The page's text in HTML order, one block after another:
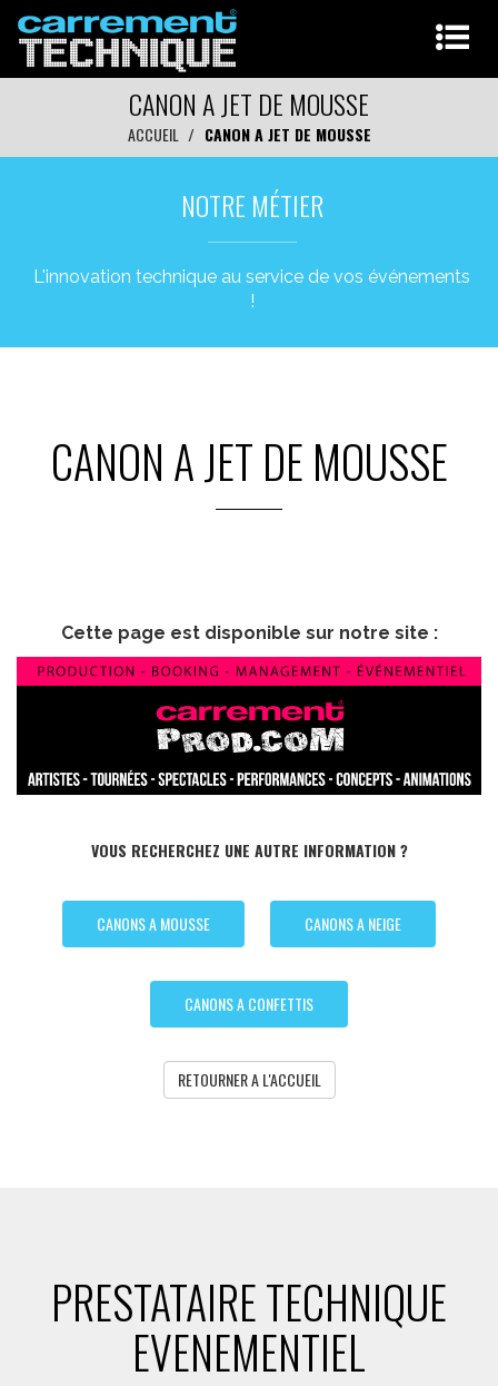
CANON A JET DE MOUSSE
ACCUEIL CANON A JET DE MOUSSE
NOTRE MÉTIER
L'innovation technique au service de vos événements
!
CANON A JET DE MOUSSE
Cette page est disponible sur notre site :
VOUS RECHERCHEZ UNE AUTRE INFORMATION ?
CANONS A MOUSSE CANONS A NEIGE
CANONS A CONFETTIS
RETOURNER A L'ACCUEIL
PRESTATAIRE TECHNIQUE
EVENEMENTIEL